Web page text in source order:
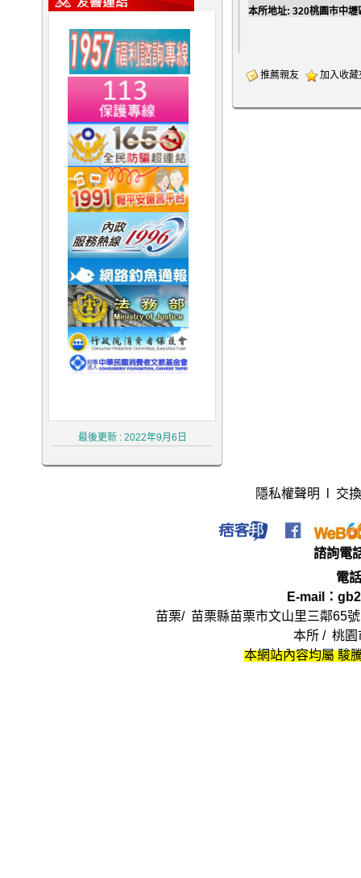
最後更新 : 2022年9月6日
本所地址: 320桃園市中
推薦親友 加入收藏
隱私權聲明 交
諮詢電
電話
E-mail：
苗栗/ 苗栗縣苗栗市文山里三鄰65
本所 / 桃園
本網站內容均屬 駿